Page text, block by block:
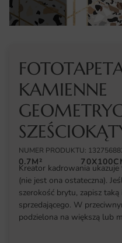
KAMIENNE
NUMER PRODUKTU:
0.7M²
Kreator kadrowania
(nie jest ona ostateczna).
szerokość brytu, zapisz
sprzedającego. W
podzielona na większą lub